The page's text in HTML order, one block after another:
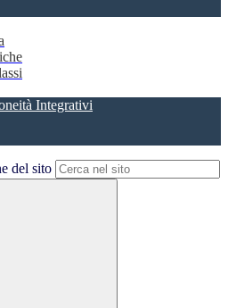
Integrativi
del sito